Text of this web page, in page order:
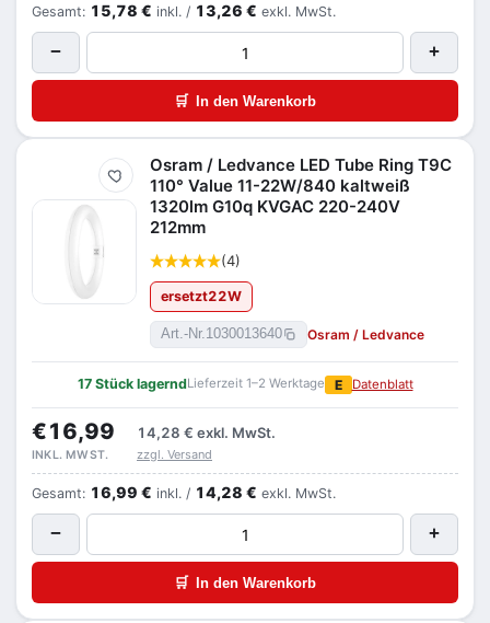
Gesamt: 15,78 € inkl. / 13,26 € exkl. MwSt.
− +
🛒 In den Warenkorb
Merken
Osram / Ledvance LED Tube Ring T9C
110° Value 11-22W/840 kaltweiß
1320lm G10q KVGAC 220-240V
212mm
(4)
ersetzt22W
Art.-Nr.1030013640 Osram / Ledvance
17 Stück lagerndLieferzeit 1–2 Werktage E Datenblatt
€16,99 14,28 € exkl. MwSt.
INKL. MWST. zzgl. Versand
Gesamt: 16,99 € inkl. / 14,28 € exkl. MwSt.
− +
🛒 In den Warenkorb